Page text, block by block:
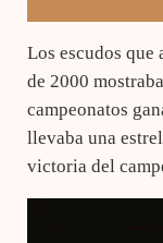
Los escudos que
de 2000
campeonatos
llevaba una
victoria del